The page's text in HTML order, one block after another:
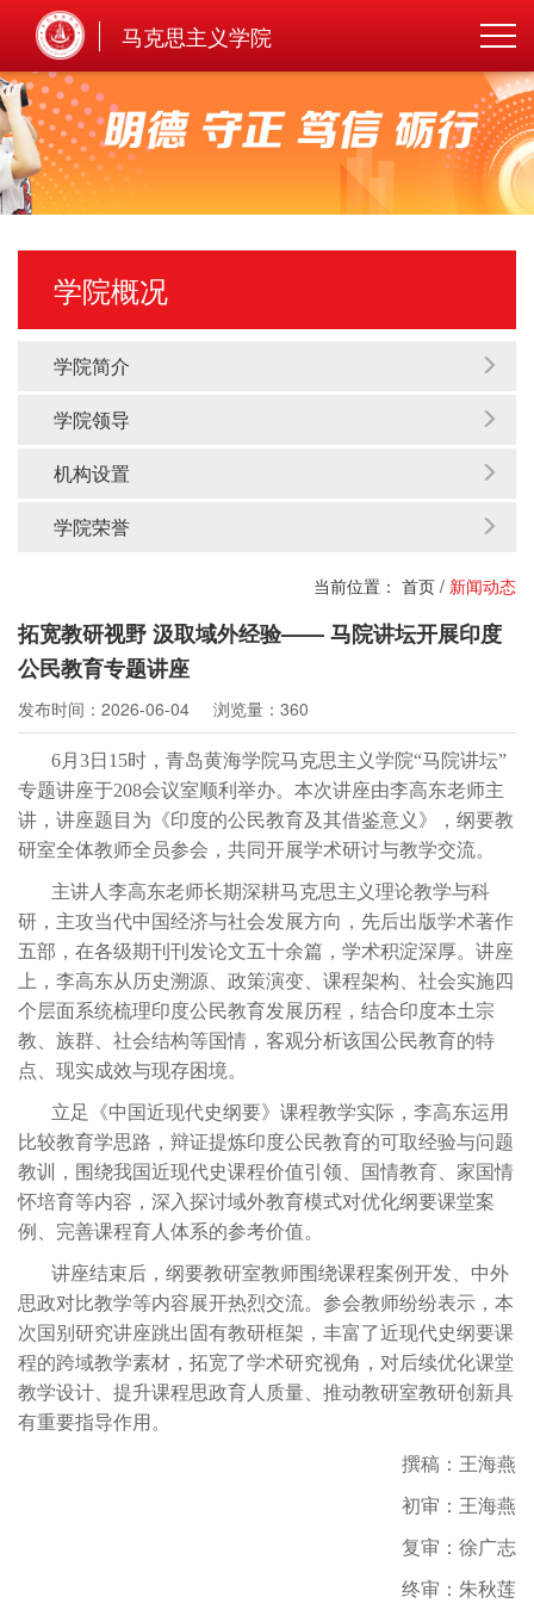
马克思主义学院
学院概况
学院简介
学院领导
机构设置
学院荣誉
当前位置： 首页 / 新闻动态
拓宽教研视野 汲取域外经验—— 马院讲坛开展印度
公民教育专题讲座
发布时间：2026-06-04 浏览量：360
6月3日15时，青岛黄海学院马克思主义学院“马院讲坛”
专题讲座于208会议室顺利举办。本次讲座由李高东老师主
讲，讲座题目为《印度的公民教育及其借鉴意义》，纲要教
研室全体教师全员参会，共同开展学术研讨与教学交流。
主讲人李高东老师长期深耕马克思主义理论教学与科
研，主攻当代中国经济与社会发展方向，先后出版学术著作
五部，在各级期刊刊发论文五十余篇，学术积淀深厚。讲座
上，李高东从历史溯源、政策演变、课程架构、社会实施四
个层面系统梳理印度公民教育发展历程，结合印度本土宗
教、族群、社会结构等国情，客观分析该国公民教育的特
点、现实成效与现存困境。
立足《中国近现代史纲要》课程教学实际，李高东运用
比较教育学思路，辩证提炼印度公民教育的可取经验与问题
教训，围绕我国近现代史课程价值引领、国情教育、家国情
怀培育等内容，深入探讨域外教育模式对优化纲要课堂案
例、完善课程育人体系的参考价值。
讲座结束后，纲要教研室教师围绕课程案例开发、中外
思政对比教学等内容展开热烈交流。参会教师纷纷表示，本
次国别研究讲座跳出固有教研框架，丰富了近现代史纲要课
程的跨域教学素材，拓宽了学术研究视角，对后续优化课堂
教学设计、提升课程思政育人质量、推动教研室教研创新具
有重要指导作用。
撰稿：王海燕
初审：王海燕
复审：徐广志
终审：朱秋莲